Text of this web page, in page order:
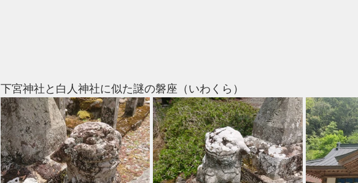
下宮神社と白人神社に似た謎の磐座（いわくら）